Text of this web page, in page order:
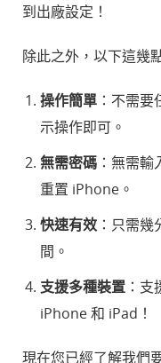
到出廠設定！
除此之外，以下這幾
操作簡單 ：不需
示操作即可。
無需密碼 ：無需
重置 iPhone。
快速有效 ：只需
間。
支援多種裝置 ：
iPhone 和 iPad！
現在您已經了解我們